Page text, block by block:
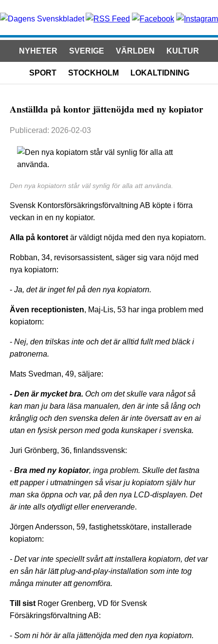
NYHETER SVERIGE VÄRLDEN KULTUR
SPORT STOCKHOLM LOKALTIDNING
Anställda på kontor jättenöjda med ny kopiator
Publicerad: 2026-02-03
Den nya kopiatorn står väl synlig för alla att använda.
Svensk Kontorsförsäkringsförvaltning AB köpte i förra
veckan in en ny kopiator.
Alla på kontoret är väldigt nöjda med den nya kopiatorn.
Robban, 34, revisorsassistent, säger sig vara nöjd med
nya kopiatorn:
- Ja, det är inget fel på den nya kopiatorn.
Även receptionisten, Maj-Lis, 53 har inga problem med
kopiatorn:
- Nej, den trilskas inte och det är alltid fullt med bläck i
patronerna.
Mats Svedman, 49, säljare:
- Den är mycket bra. Och om det skulle vara något så
kan man ju bara läsa manualen, den är inte så lång och
krånglig och den svenska delen är inte översatt av en ai
utan en fysisk person med goda kunskaper i svenska.
Juri Grönberg, 36, finlandssvensk:
- Bra med ny kopiator, inga problem. Skulle det fastna
ett papper i utmatningen så visar ju kopiatorn själv hur
man ska öppna och var, på den nya LCD-displayen. Det
är inte alls otydligt eller enerverande.
Jörgen Andersson, 59, fastighetsskötare, installerade
kopiatorn:
- Det var inte speciellt svårt att installera kopiatorn, det var
en sån här lätt plug-and-play-installation som inte tog
många minuter att genomföra.
Till sist Roger Grenberg, VD för Svensk
Försäkringsförvaltning AB:
- Som ni hör är alla jättenöjda med den nya kopiatorn.